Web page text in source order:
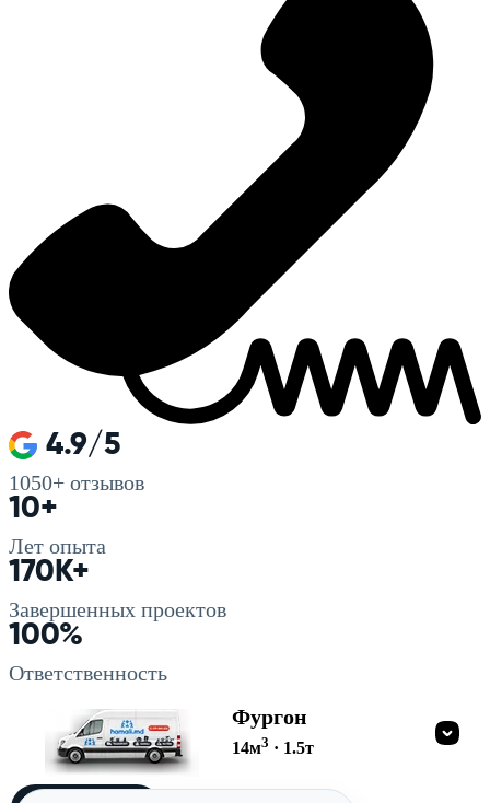
4.9/5
1050+ отзывов
10+
Лет опыта
170K+
Завершенных проектов
100%
Ответственность
Фургон
14м3 · 1.5т